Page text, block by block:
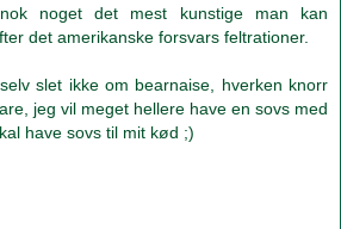
noget det mest kunstige man kan
det amerikanske forsvars feltrationer.
slet ikke om bearnaise, hverken knorr
jeg vil meget hellere have en sovs med
have sovs til mit kød ;)